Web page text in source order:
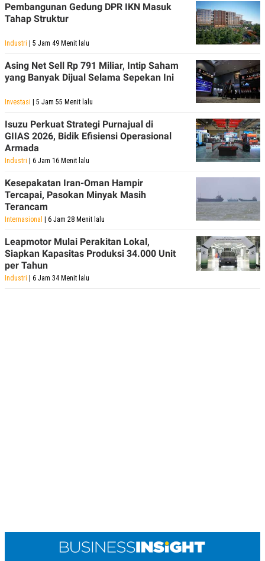
Pembangunan Gedung DPR IKN Masuk
Tahap Struktur
Industri | 5 Jam 49 Menit lalu
Asing Net Sell Rp 791 Miliar, Intip Saham
yang Banyak Dijual Selama Sepekan Ini
Investasi | 5 Jam 55 Menit lalu
Isuzu Perkuat Strategi Purnajual di
GIIAS 2026, Bidik Efisiensi Operasional
Armada
Industri | 6 Jam 16 Menit lalu
Kesepakatan Iran-Oman Hampir
Tercapai, Pasokan Minyak Masih
Terancam
Internasional | 6 Jam 28 Menit lalu
Leapmotor Mulai Perakitan Lokal,
Siapkan Kapasitas Produksi 34.000 Unit
per Tahun
Industri | 6 Jam 34 Menit lalu